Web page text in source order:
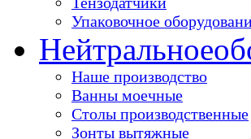
Упаковочное
Нейтральное
Наше производство
Ванны моечные
Столы производственные
Зонты вытяжные